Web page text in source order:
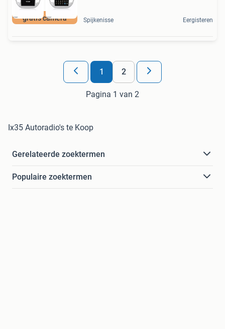
gratis camera Spijkenisse Eergisteren
1 2
Pagina 1 van 2
Ix35 Autoradio's te Koop
Gerelateerde zoektermen
Populaire zoektermen